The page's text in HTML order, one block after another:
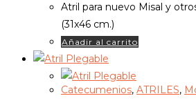
Atril para nuevo Misal y
(31x46 cm.)
Añadir al carrito
Catecumenios, ATRILES,